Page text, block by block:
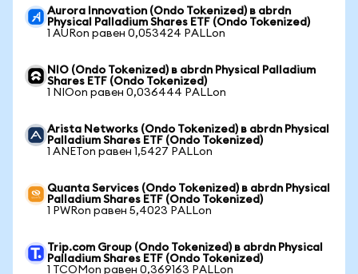
Aurora Innovation (Ondo Tokenized) в abrdn
Physical Palladium Shares ETF (Ondo Tokenized)
1 AURon равен 0,053424 PALLon
NIO (Ondo Tokenized) в abrdn Physical Palladium
Shares ETF (Ondo Tokenized)
1 NIOon равен 0,036444 PALLon
Arista Networks (Ondo Tokenized) в abrdn Physical
Palladium Shares ETF (Ondo Tokenized)
1 ANETon равен 1,5427 PALLon
Quanta Services (Ondo Tokenized) в abrdn Physical
Palladium Shares ETF (Ondo Tokenized)
1 PWRon равен 5,4023 PALLon
Trip.com Group (Ondo Tokenized) в abrdn Physical
Palladium Shares ETF (Ondo Tokenized)
1 TCOMon равен 0,369163 PALLon